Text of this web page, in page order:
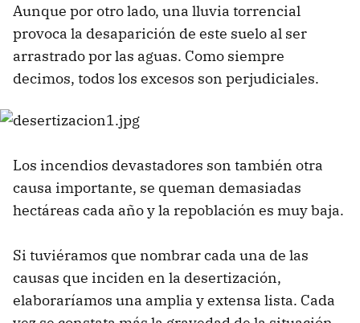
Aunque por otro lado, una lluvia torrencial
provoca la desaparición de este suelo al ser
arrastrado por las aguas. Como siempre
decimos, todos los excesos son perjudiciales.
Los incendios devastadores son también otra
causa importante, se queman demasiadas
hectáreas cada año y la repoblación es muy baja.
Si tuviéramos que nombrar cada una de las
causas que inciden en la desertización,
elaboraríamos una amplia y extensa lista. Cada